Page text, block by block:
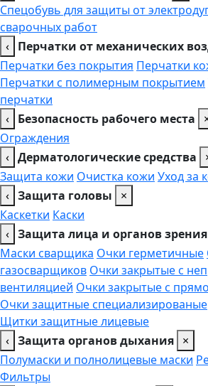
Спецобувь для защиты от
сварочных работ
‹ Перчатки от механических
Перчатки без покрытия Перчатки
Перчатки с полимерным покрытием
перчатки
‹ Безопасность рабочего места
Ограждения
‹ Дерматологические средства
Защита кожи Очистка кожи Уход за
‹ Защита головы
×
Каскетки Каски
‹ Защита лица и органов зрения
Маски сварщика Очки герметичные
газосварщиков Очки закрытые с
вентиляцией Очки закрытые с
Очки защитные специализированые
Щитки защитные лицевые
‹ Защита органов дыхания ×
Полумаски и полнолицевые маски
Фильтры